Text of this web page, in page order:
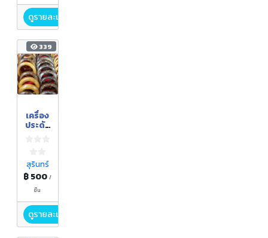
ดูรายละเอียด
339
เครื่อง
ประดับ
ใช้ใน
ครัว
เรือน
Hand
made
สุรินทร์
฿ 500/
ชิ้น
ดูรายละเอียด